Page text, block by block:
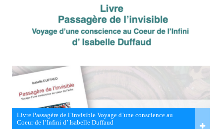
Livre Passagère de l’invisible Voyage d’une conscience au
Coeur de l’Infini d’ Isabelle Duffaud